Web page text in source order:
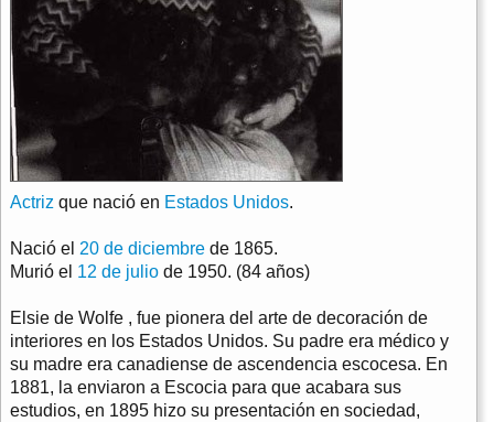
Actriz que nació en Estados Unidos.
Nació el 20 de diciembre de 1865.
Murió el 12 de julio de 1950. (84 años)
Elsie de Wolfe , fue pionera del arte de decoración de
interiores en los Estados Unidos. Su padre era médico y
su madre era canadiense de ascendencia escocesa. En
1881, la enviaron a Escocia para que acabara sus
estudios, en 1895 hizo su presentación en sociedad,